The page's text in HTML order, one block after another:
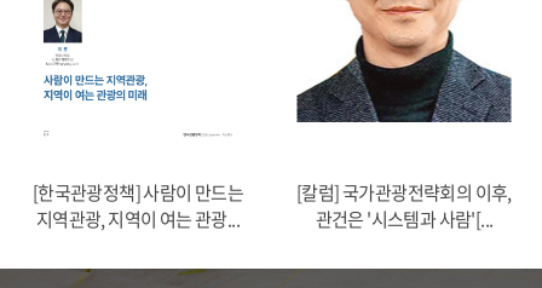
[한국관광정책] 사람이 만드는
지역관광, 지역이 여는 관광...
[칼럼] 국가관광전략회의 이후,
관건은 '시스템과 사람'[...